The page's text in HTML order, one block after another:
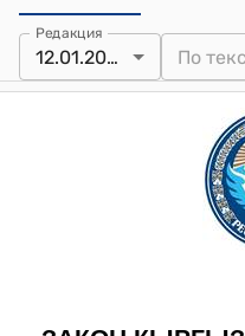
Редакция
12.01.2024